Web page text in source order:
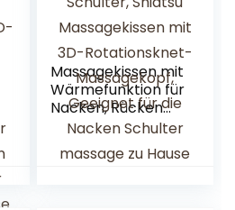
Massagekissen mit
Wärmefunktion für
Nacken, Rücken
und Schulter,
Massagekissen mit